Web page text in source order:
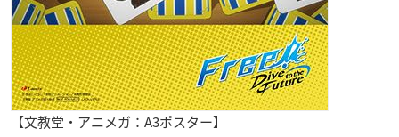
【文教堂・アニメガ：A3ポスター】